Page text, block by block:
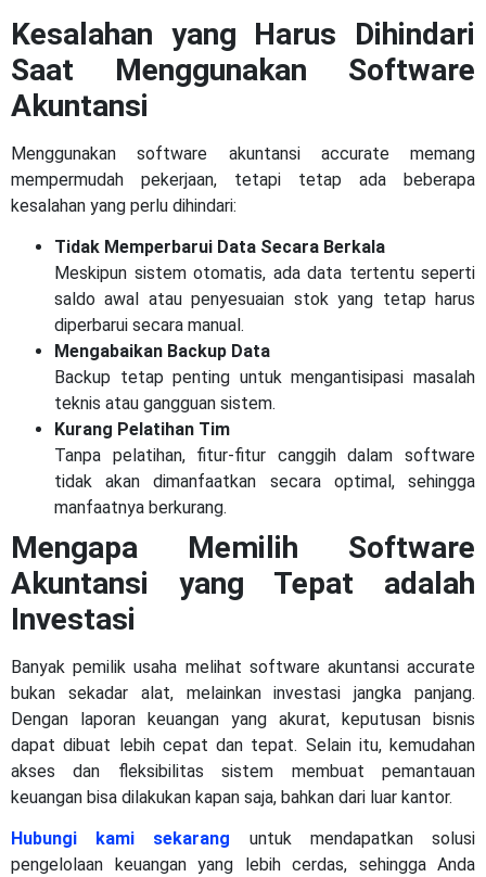
Kesalahan yang Harus Dihindari
Saat Menggunakan Software
Akuntansi
Menggunakan software akuntansi accurate memang
mempermudah pekerjaan, tetapi tetap ada beberapa
kesalahan yang perlu dihindari:
Tidak Memperbarui Data Secara Berkala
Meskipun sistem otomatis, ada data tertentu seperti
saldo awal atau penyesuaian stok yang tetap harus
diperbarui secara manual.
Mengabaikan Backup Data
Backup tetap penting untuk mengantisipasi masalah
teknis atau gangguan sistem.
Kurang Pelatihan Tim
Tanpa pelatihan, fitur-fitur canggih dalam software
tidak akan dimanfaatkan secara optimal, sehingga
manfaatnya berkurang.
Mengapa Memilih Software
Akuntansi yang Tepat adalah
Investasi
Banyak pemilik usaha melihat software akuntansi accurate
bukan sekadar alat, melainkan investasi jangka panjang.
Dengan laporan keuangan yang akurat, keputusan bisnis
dapat dibuat lebih cepat dan tepat. Selain itu, kemudahan
akses dan fleksibilitas sistem membuat pemantauan
keuangan bisa dilakukan kapan saja, bahkan dari luar kantor.
Hubungi kami sekarang untuk mendapatkan solusi
pengelolaan keuangan yang lebih cerdas, sehingga Anda